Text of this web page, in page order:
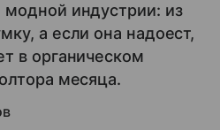
индустрии: из
а если она надоест,
в органическом
месяца.